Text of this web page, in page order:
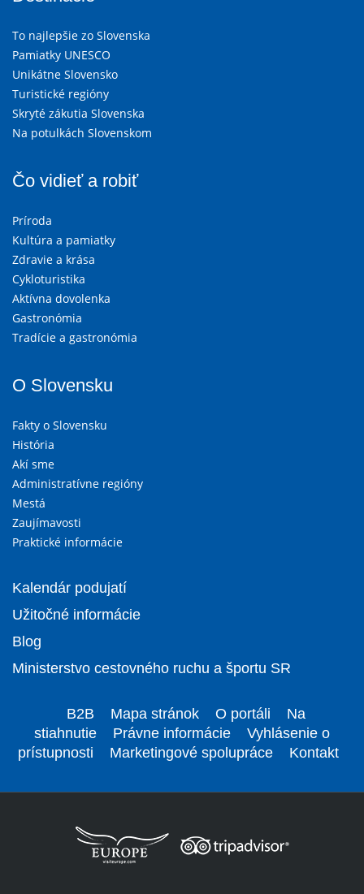
To najlepšie zo Slovenska
Pamiatky UNESCO
Unikátne Slovensko
Turistické regióny
Skryté zákutia Slovenska
Na potulkách Slovenskom
Čo vidieť a robiť
Príroda
Kultúra a pamiatky
Zdravie a krása
Cykloturistika
Aktívna dovolenka
Gastronómia
Tradície a gastronómia
O Slovensku
Fakty o Slovensku
História
Akí sme
Administratívne regióny
Mestá
Zaujímavosti
Praktické informácie
Kalendár podujatí
Užitočné informácie
Blog
Ministerstvo cestovného ruchu a športu SR
B2B Mapa stránok O portáli
Na
stiahnutie
Právne informácie
Vyhlásenie o
prístupnosti
Marketingové spolupráce Kontakt